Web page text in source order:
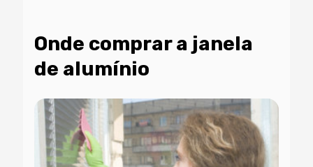
Onde comprar a janela
de alumínio